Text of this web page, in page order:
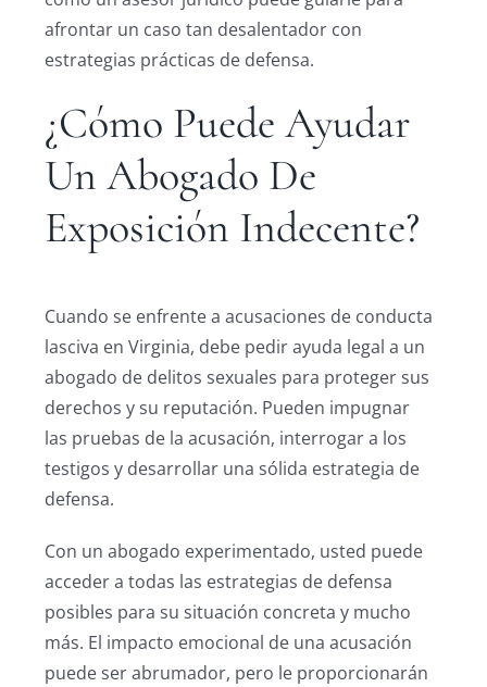
afrontar un caso tan desalentador con
estrategias prácticas de defensa.
¿Cómo Puede Ayudar
Un Abogado De
Exposición Indecente?
Cuando se enfrente a acusaciones de conducta
lasciva en Virginia, debe pedir ayuda legal a un
abogado de delitos sexuales para proteger sus
derechos y su reputación. Pueden impugnar
las pruebas de la acusación, interrogar a los
testigos y desarrollar una sólida estrategia de
defensa.
Con un abogado experimentado, usted puede
acceder a todas las estrategias de defensa
posibles para su situación concreta y mucho
más. El impacto emocional de una acusación
puede ser abrumador, pero le proporcionarán